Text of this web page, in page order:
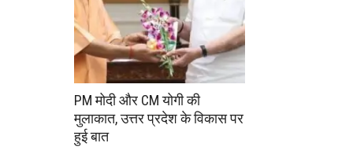
PM मोदी और CM योगी की
मुलाकात, उत्तर प्रदेश के विकास पर
हुई बात